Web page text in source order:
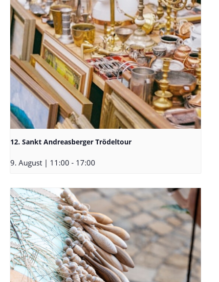
12. Sankt Andreasberger Trödeltour
9. August | 11:00 - 17:00